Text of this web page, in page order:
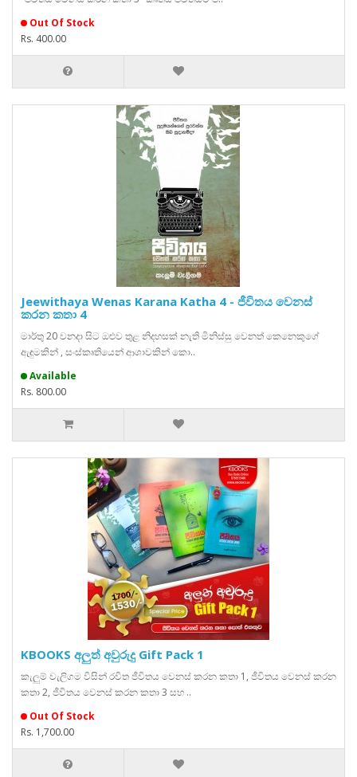
Out Of Stock
Rs. 400.00
Jeewithaya Wenas Karana Katha 4 - ජීවිතය වෙනස්
කරන කතා 4
මාර්තු 20 වනදා සිට ඔළුව තුළ නිදහසක් නැති මිනිස්සු වෙනත් කෙනෙකුගේ
ඇඳුමකින් , සංස්කෘතියෙන් ආශාවකින් කො..
Available
Rs. 800.00
KBOOKS අලුත් අවුරුදු Gift Pack 1
කැලුම් වැලිගම විසින් රචිත ජීවිතය වෙනස් කරන කතා 1, ජීවිතය වෙනස් කරන
කතා 2, ජීවිතය වෙනස් කරන කතා 3 සහ ..
Out Of Stock
Rs. 1,700.00